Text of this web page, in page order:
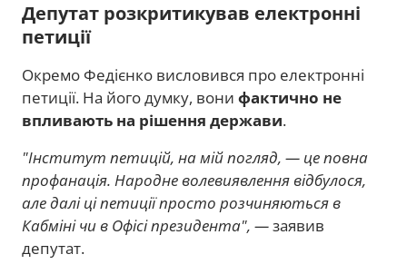
Депутат розкритикував електронні
петиції
Окремо Федієнко висловився про електронні
петиції. На його думку, вони фактично не
впливають на рішення держави.
"Інститут петицій, на мій погляд, — це повна
профанація. Народне волевиявлення відбулося,
але далі ці петиції просто розчиняються в
Кабміні чи в Офісі президента", —заявив
депутат.